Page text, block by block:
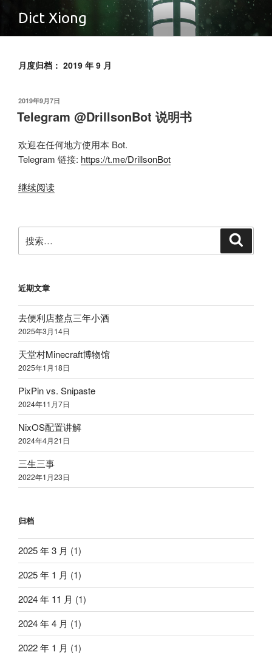
内
Dict Xiong
月度归档： 2019 年 9 月
发
布
于
2019年9月7日
Telegram @DrillsonBot 说明书
欢迎在任何地方使用本 Bot.
Telegram 链接: https://t.me/DrillsonBot
继续阅读“Telegram
明
索：
近期文章
去便利店整点三年小酒
2025年3月14日
天堂村Minecraft博物馆
2025年1 月18日
PixPin vs. Snipaste
2024年11 月7日
NixOS配置讲解
2024年4月21 日
三生三事
2022年1 月23日
归档
2025 年 3 月 (1)
2025 年 1 月 (1)
2024 年 11 月 (1)
2024 年 4 月 (1)
2022 年 1 月 (1)